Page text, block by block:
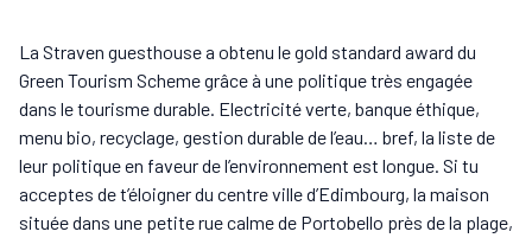
La Straven guesthouse a obtenu le gold standard award du
Green Tourism Scheme grâce à une politique très engagée
dans le tourisme durable. Electricité verte, banque éthique,
menu bio, recyclage, gestion durable de l’eau… bref, la liste de
leur politique en faveur de l’environnement est longue. Si tu
acceptes de t’éloigner du centre ville d’Edimbourg, la maison
située dans une petite rue calme de Portobello près de la plage,